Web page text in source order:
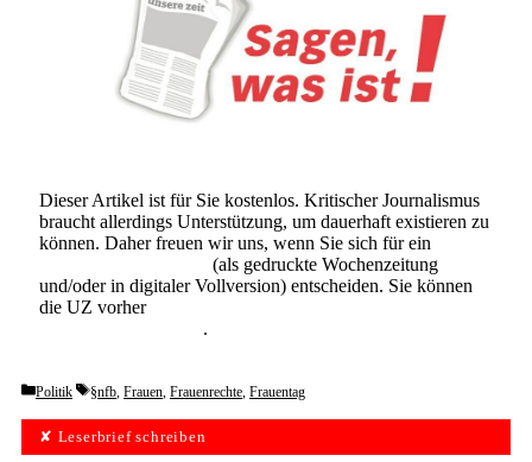
Dieser Artikel ist für Sie kostenlos. Kritischer Journalismus
braucht allerdings Unterstützung, um dauerhaft existieren zu
können. Daher freuen wir uns, wenn Sie sich für ein
(als gedruckte Wochenzeitung
und/oder in digitaler Vollversion) entscheiden. Sie können
die UZ vorher
.
Categories
Politik Tags
§nfb, Frauen, Frauenrechte, Frauentag
✘ Leserbrief schreiben